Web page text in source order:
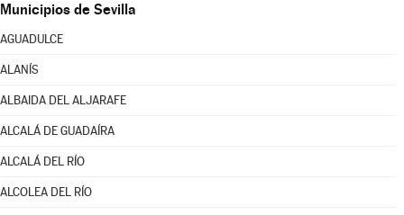
Municipios de Sevilla
AGUADULCE
ALANÍS
ALBAIDA DEL ALJARAFE
ALCALÁ DE GUADAÍRA
ALCALÁ DEL RÍO
ALCOLEA DEL RÍO